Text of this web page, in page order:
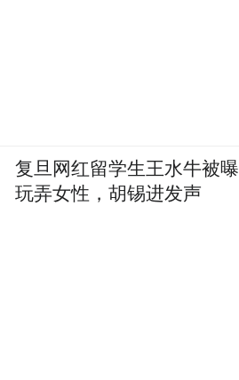
复旦网红留学生王水牛被曝
玩弄女性，胡锡进发声